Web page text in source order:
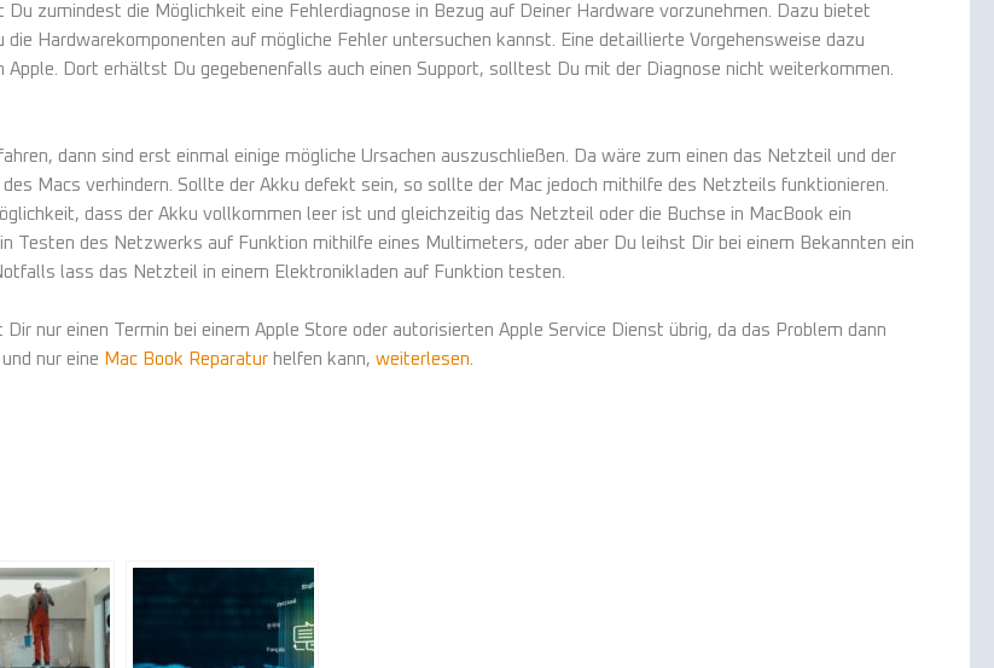
zumindest die Möglichkeit eine Fehlerdiagnose in Bezug auf Deiner Hardware vorzunehmen. Dazu bietet
Hardwarekomponenten auf mögliche Fehler untersuchen kannst. Eine detaillierte Vorgehensweise dazu
Apple. Dort erhältst Du gegebenenfalls auch einen Support, solltest Du mit der Diagnose nicht weiterkommen.
dann sind erst einmal einige mögliche Ursachen auszuschließen. Da wäre zum einen das Netzteil und der
Macs verhindern. Sollte der Akku defekt sein, so sollte der Mac jedoch mithilfe des Netzteils funktionieren.
dass der Akku vollkommen leer ist und gleichzeitig das Netzteil oder die Buchse in MacBook ein
Testen des Netzwerks auf Funktion mithilfe eines Multimeters, oder aber Du leihst Dir bei einem Bekannten ein
lass das Netzteil in einem Elektronikladen auf Funktion testen.
nur einen Termin bei einem Apple Store oder autorisierten Apple Service Dienst übrig, da das Problem dann
nur eine Mac Book Reparaturhelfen kann, weiterlesen